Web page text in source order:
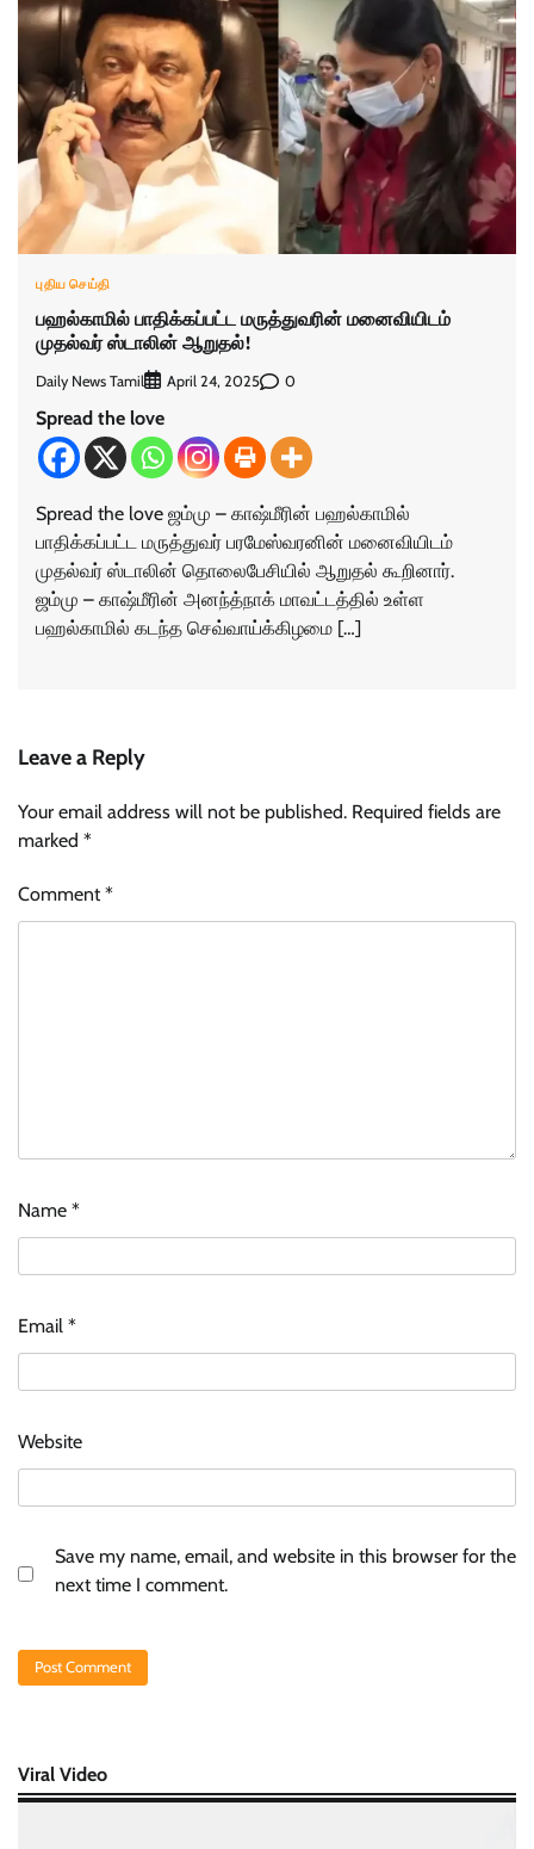
புதிய செய்தி
பஹல்காமில் பாதிக்கப்பட்ட மருத்துவரின் மனைவியிடம்
முதல்வர் ஸ்டாலின் ஆறுதல்!
Daily News Tamil April 24, 2025 0
Spread the love
Spread the love ஜம்மு – காஷ்மீரின் பஹல்காமில்
பாதிக்கப்பட்ட மருத்துவர் பரமேஸ்வரனின் மனைவியிடம்
முதல்வர் ஸ்டாலின் தொலைபேசியில் ஆறுதல் கூறினார்.
ஜம்மு – காஷ்மீரின் அனந்த்நாக் மாவட்டத்தில் உள்ள
பஹல்காமில் கடந்த செவ்வாய்க்கிழமை […]
Leave a Reply
Your email address will not be published. Required fields are
marked *
Comment*
Name *
Email *
Website
Save my name, email, and website in this browser for the
next time I comment.
Viral Video